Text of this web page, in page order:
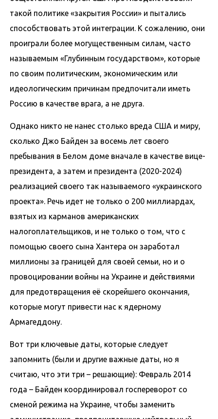
такой политике «закрытия России» и пытались
способствовать этой интеграции. К сожалению, они
проиграли более могущественным силам, часто
называемым «Глубинным государством», которые
по своим политическим, экономическим или
идеологическим причинам предпочитали иметь
Россию в качестве врага, а не друга.
Однако никто не нанес столько вреда США и миру,
сколько Джо Байден за восемь лет своего
пребывания в Белом доме вначале в качестве вице-
президента, а затем и президента (2020-2024)
реализацией своего так называемого «украинского
проекта». Речь идет не только о 200 миллиардах,
взятых из карманов американских
налогоплательщиков, и не только о том, что с
помощью своего сына Хантера он заработал
миллионы за границей для своей семьи, но и о
провоцировании войны на Украине и действиями
для предотвращения её скорейшего окончания,
которые могут привести нас к ядерному
Армагеддону.
Вот три ключевые даты, которые следует
запомнить (были и другие важные даты, но я
считаю, что эти три – решающие): Февраль 2014
года – Байден координировал госпереворот со
сменой режима на Украине, чтобы заменить